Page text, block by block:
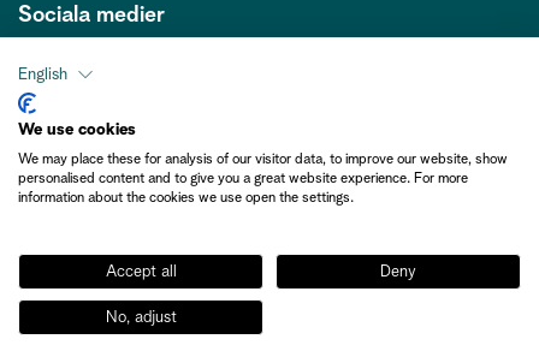
Sociala medier
Kontakt
kontakt@gastriklandsbesoksnaring.se
Medlemsinformation
English
We use cookies
We may place these for analysis of our visitor data, to improve our website, show
personalised content and to give you a great website experience. For more
information about the cookies we use open the settings.
Accept all Deny
No, adjust